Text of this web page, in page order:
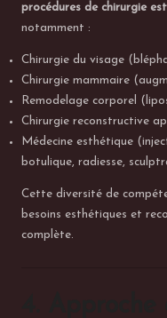
procédures de chirurgie
notamment :
Chirurgie du visage
Chirurgie mammaire
Remodelage corporel
Chirurgie reconstructive
Médecine esthétique
botulique, radiesse,
Cette diversité de
besoins esthétiques et
complète.